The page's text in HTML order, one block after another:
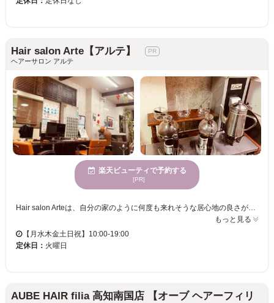
Hair salon Arte【アルテ】
ヘアーサロン アルテ
楽天ビューティで予約する
[PR]
Hair salon Arteは、自分の家のように何度も来れそうな居心地の良さが自慢のサロンです。お客様が望むスタイルを叶えるため、カラーリングに熟練した美容プロフェッショナルがあなたに最適なカラーを提案します。女性に人気の当店で、あなたの個性を引き立て、洗練された髪色を実現してみませんか？お支払いもクレジットカードや電子マネー、QR・バーコード決済でラクラク＆スマートに。多くの方々に愛されるHair salon Arteで、洗練された新しい自分を見つけてください。心身が休まる場所で、日常から解放されながら、ワンランクアップしたスタイルを楽しめます。心地良い空間での施術を体験し、大人の美しさを引き立てる髪型を実現してください。
もっと見る
【月水木金土日祝】10:00-19:00
定休日： 火曜日
AUBE HAIR filia 高知南国店 【オーブ ヘアーフィリ